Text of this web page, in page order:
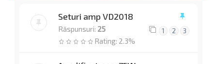
Seturi amp VD2018
Răspunsuri: 25 1 2 3
Rating: 2.3%